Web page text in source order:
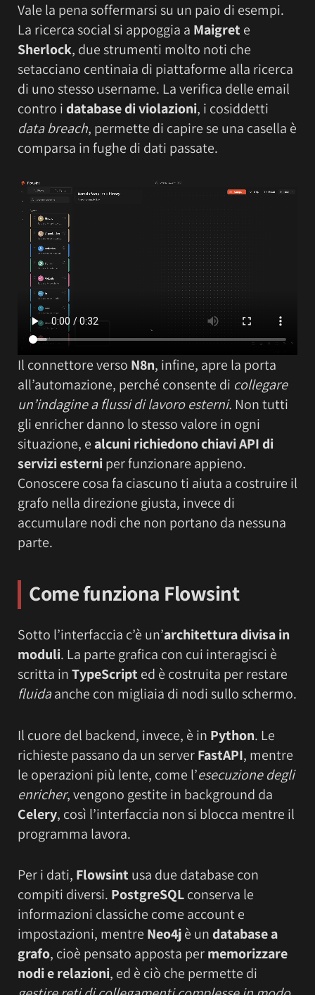
Vale la pena soffermarsi su un paio di esempi.
La ricerca social si appoggia a Maigret e
Sherlock, due strumenti molto noti che
setacciano centinaia di piattaforme alla ricerca
di uno stesso username. La verifica delle email
contro idatabase di violazioni, i cosiddetti
data breach, permette di capire se una casella è
comparsa in fughe di dati passate.
Il connettore verso N8n, infine, apre la porta
all’automazione, perché consente di collegare
un’indagine a flussi di lavoro esterni. Non tutti
gli enricher danno lo stesso valore in ogni
situazione, e alcuni richiedono chiavi API di
servizi esterniper funzionare appieno.
Conoscere cosa fa ciascuno ti aiuta a costruire il
grafo nella direzione giusta, invece di
accumulare nodi che non portano da nessuna
parte.
Come funziona Flowsint
Sotto l’interfaccia c’è un’architettura divisa in
moduli. La parte grafica con cui interagisci è
scritta inTypeScript ed è costruita per restare
fluidaanche con migliaia di nodi sullo schermo.
Il cuore del backend, invece, è in Python. Le
richieste passano da un serverFastAPI, mentre
le operazioni più lente, come l’esecuzione degli
enricher, vengono gestite in background da
Celery, così l’interfaccia non si blocca mentre il
programma lavora.
Per i dati, Flowsint usa due database con
compiti diversi. PostgreSQLconserva le
informazioni classiche come account e
impostazioni, mentre Neo4jè undatabase a
grafo, cioè pensato apposta permemorizzare
nodi e relazioni, ed è ciò che permette di